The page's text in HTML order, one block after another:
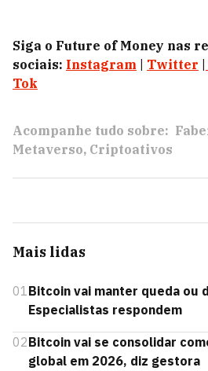
Siga o Future of Money nas
sociais: Instagram Twitter
Tok
Acompanhe tudo sobre:
Metaverso Criptoativos
Mais lidas
01Bitcoin vai manter queda ou
Especialistas respondem
02Bitcoin vai se consolidar
global em 2026, diz gestora